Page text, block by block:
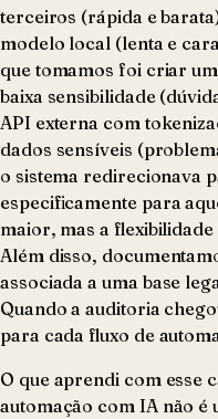
terceiros (rápida e
modelo local (lenta e
que tomamos foi criar
baixa sensibilidade
API externa com
dados sensíveis
o sistema redirecionava
especificamente para
maior, mas a
Além disso,
associada a uma base
Quando a auditoria
para cada fluxo de
O que aprendi com esse
automação com IA não é